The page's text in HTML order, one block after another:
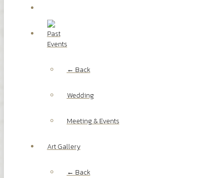
Past
Events
← Back
Wedding
Meeting & Events
Art Gallery
← Back